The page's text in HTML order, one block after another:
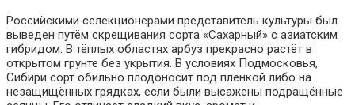
Российскими селекционерами представитель культуры был
выведен путём скрещивания сорта «Сахарный» с азиатским
гибридом. В тёплых областях арбуз прекрасно растёт в
открытом грунте без укрытия. В условиях Подмосковья,
Сибири сорт обильно плодоносит под плёнкой либо на
незащищённых грядках, если были высажены подращённые